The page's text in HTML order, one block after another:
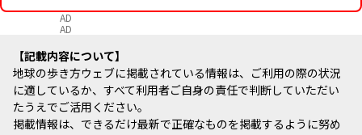
AD
AD
記載内容について
地球の歩き方ウェブに掲載されている情報は、ご利用の際の状況
に適しているか、すべて利用者ご自身の責任で判断していただい
たうえでご活用ください。
掲載情報は、できるだけ最新で正確なものを掲載するように努め